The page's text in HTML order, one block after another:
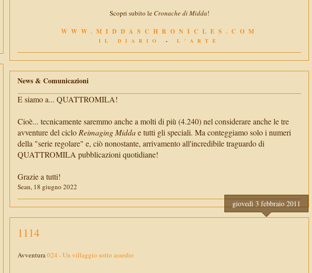
Scopri subito le Cronache di Midda!
WWW.MIDDASCHRONICLES.COM
IL DIARIO - L'ARTE
News & Comunicazioni
E siamo a... QUATTROMILA!
Cioè... tecnicamente saremmo anche a molti di più (4.240) nel considerare anche le tre
avventure del cicloReimaging Middae tutti gli speciali. Ma conteggiamo solo i numeri
della "serie regolare" e, ciò nonostante, arrivamento all'incredibile traguardo di
QUATTROMILA pubblicazioni quotidiane!
Grazie a tutti!
Sean, 18 giugno 2022
giovedì 3 febbraio 2011
1114
Avventura024 - Un villaggio sotto assedio